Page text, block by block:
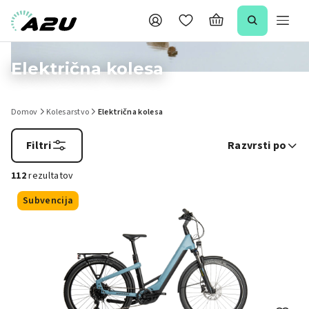
Električna kolesa
Domov Kolesarstvo Električna kolesa
Filtri
112rezultatov
Razvrsti po
Subvencija